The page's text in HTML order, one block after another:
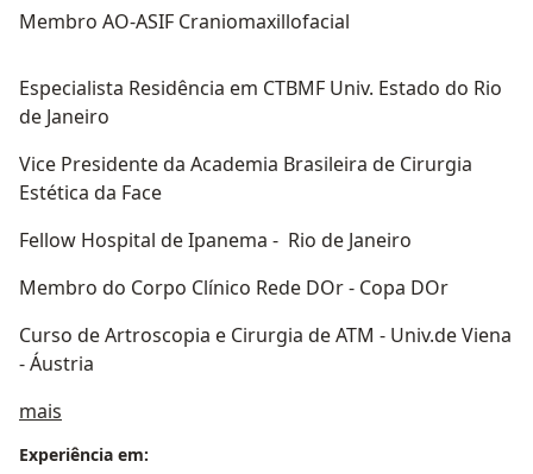
Membro AO-ASIF Craniomaxillofacial
Especialista Residência em CTBMF Univ. Estado do Rio
de Janeiro
Vice Presidente da Academia Brasileira de Cirurgia
Estética da Face
Fellow Hospital de Ipanema - Rio de Janeiro
Membro do Corpo Clínico Rede DOr - Copa DOr
Curso de Artroscopia e Cirurgia de ATM - Univ.de Viena
- Áustria
mais
Experiência em: